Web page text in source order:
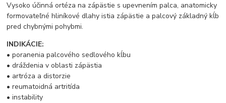
Vysoko účinná ortéza na zápästie s upevnením palca, anatomicky
formovateľné hliníkové dlahy istia zápästie a palcový základný kĺb
pred chybnými pohybmi.
INDIKÁCIE:
• poranenia palcového sedlového kĺbu
• dráždenia v oblasti zápästia
• artróza a distorzie
• reumatoidná artritída
• instability